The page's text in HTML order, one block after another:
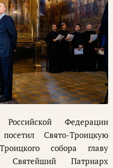
Федерации
Свято-Троицкую
собора главу
Святейший Патриарх